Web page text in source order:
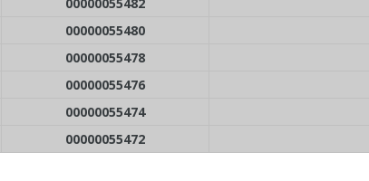
00000055480
00000055478
00000055476
00000055474
00000055472